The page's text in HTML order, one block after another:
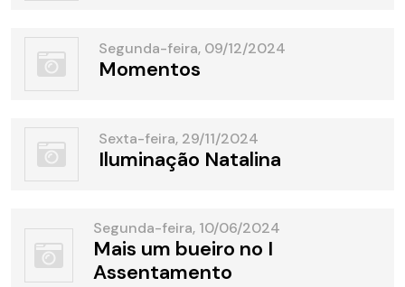
Segunda-feira, 09/12/2024
Momentos
Sexta-feira, 29/11/2024
Iluminação Natalina
Segunda-feira, 10/06/2024
Mais um bueiro no I
Assentamento